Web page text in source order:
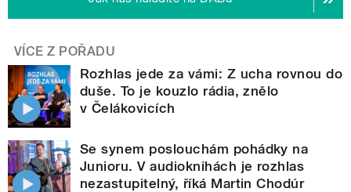
VÍCE Z POŘADU
Rozhlas jede za vámi: Z ucha rovnou do
duše. To je kouzlo rádia, znělo
v Čelákovicích
Se synem poslouchám pohádky na
Junioru. V audioknihách je rozhlas
nezastupitelný, říká Martin Chodúr